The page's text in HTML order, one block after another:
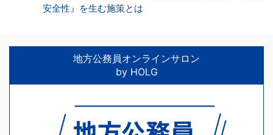
安全性』を生む施策とは
地方公務員オンラインサロン
by HOLG